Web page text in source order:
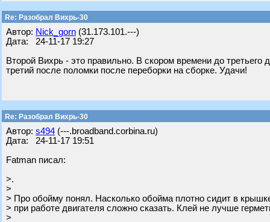
Re: Разобрал Вихрь-30
Автор: Nick_gorn (31.173.101.---)
Дата: 24-11-17 19:27
Второй Вихрь - это правильно. В скором времени до
третий после поломки после переборки на сборке. Удачи!
Re: Разобрал Вихрь-30
Автор: s494 (---.broadband.corbina.ru)
Дата: 24-11-17 19:51
Fatman писал:
>.
>
> Про обойму понял. Насколько обойма плотно сидит в крышке
> при работе двигателя сложно сказать. Клей не лучше
>